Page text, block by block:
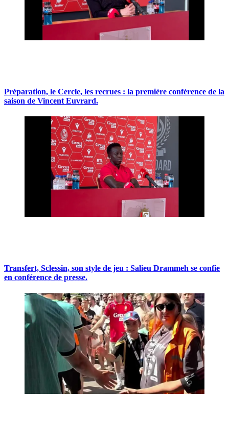
Préparation, le Cercle, les recrues : la première conférence de la
saison de Vincent Euvrard.
Transfert, Sclessin, son style de jeu : Salieu Drammeh se confie
en conférence de presse.